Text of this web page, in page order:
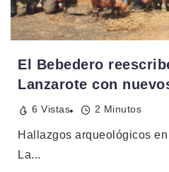
El Bebedero
Lanzarote con
6 Vistas 2 Minutos
Hallazgos arqueológicos
La...